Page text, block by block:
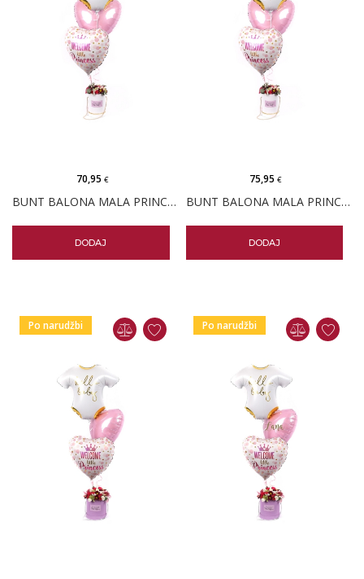
BUNT BALONA MALA PRINCEZA I MALI BOX CVIJEĆA
70,95 €
DODAJ
BUNT BALONA MALA PRINCEZA PERSONALIZIRANI I MALI BOX CVIJEĆA
75,95€
DODAJ
Po narudžbi Po narudžbi